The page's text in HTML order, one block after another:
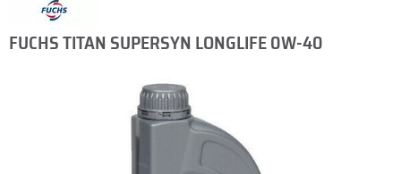
FUCHS TITAN SUPERSYN LONGLIFE 0W-40